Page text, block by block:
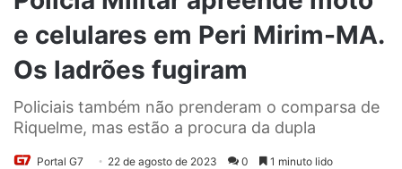
e celulares em Peri Mirim-MA.
Os ladrões fugiram
Policiais também não prenderam o comparsa de
Riquelme, mas estão a procura da dupla
Portal G7 22 de agosto de 2023 0 1 minuto lido